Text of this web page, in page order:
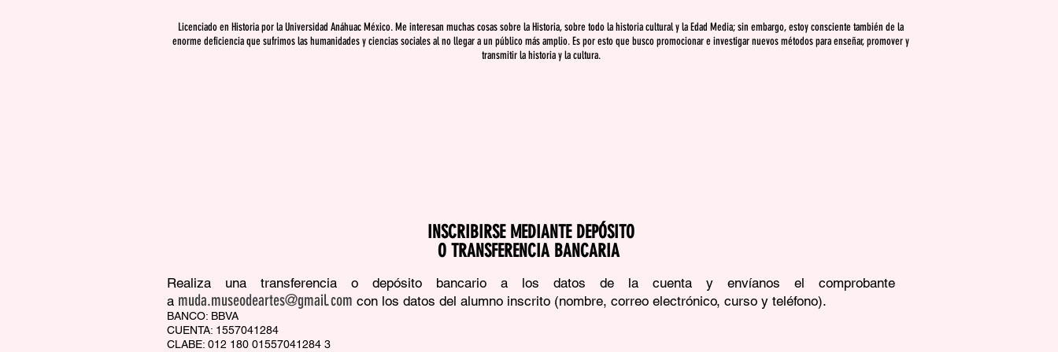
Licenciado en Historia por la Universidad Anáhuac México. Me interesan muchas cosas sobre la Historia, sobre todo la historia cultural y la Edad Media; sin embargo, estoy consciente también de la
enorme deficiencia que sufrimos las humanidades y ciencias sociales al no llegar a un público más amplio. Es por esto que busco promocionar e investigar nuevos métodos para enseñar, promover y
transmitir la historia y la cultura.
INSCRIBIRSE MEDIANTE DEPÓSITO
O TRANSFERENCIA BANCARIA
Realiza una transferencia o depósito bancario a los datos de la cuenta y envíanos el comprobante
a muda.museodeartes@gmail.com con los datos del alumno inscrito (nombre, correo electrónico, curso y teléfono).
BANCO: BBVA
CUENTA: 1557041284
CLABE: 012 180 01557041284 3